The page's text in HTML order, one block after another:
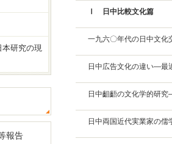
Ⅰ 日中比較文化篇
一九六〇年代の日中文
日中広告文化の違い―
日中齟齬の文化学的研
日中両国近代実業家の
本研究の現
報告